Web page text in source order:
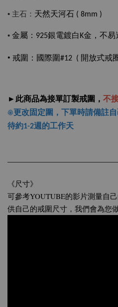
• 主石： 天然天河石 ( 8mm )
• 金屬：925銀電鍍白K金，不
• 戒圍 ：國際圍#12 ( 開放式戒
►此商品為接單訂製戒圍， 不
☀更改固定圍，下單時請備註自
待約1-2週的工作天
《尺寸》
可參考YOUTUBE的影片測量自
供自己的戒圍尺寸，我們會為您